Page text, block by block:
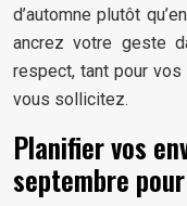
d’automne plutôt
ancrez votre geste
respect, tant pour
vous sollicitez.
Planifier vos
septembre